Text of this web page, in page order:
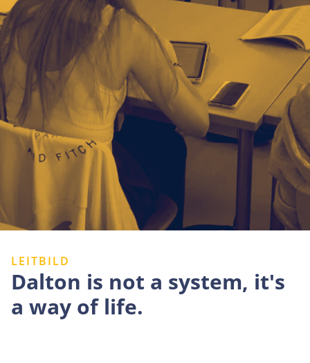
LEITBILD
Dalton is not a system, it's
a way of life.